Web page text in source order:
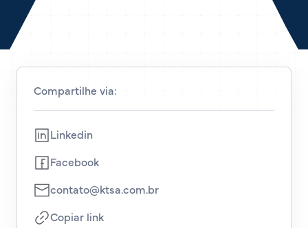
Compartilhe via:
Linkedin
Facebook
contato@ktsa.com.br
Copiar link